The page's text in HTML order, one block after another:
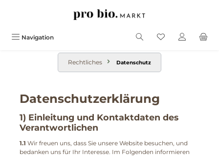
Navigation
Rechtliches Datenschutz
Datenschutzerklärung
1) Einleitung und Kontaktdaten des
Verantwortlichen
1.1 Wir freuen uns, dass Sie unsere Website besuchen, und
bedanken uns für Ihr Interesse. Im Folgenden informieren